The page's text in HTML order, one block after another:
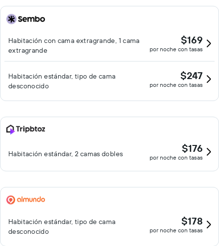
Habitación con cama extragrande, 1 cama
extragrande
$169
por noche con tasas
Habitación estándar, tipo de cama
desconocido
$247
por noche con tasas
Habitación estándar, 2 camas dobles $176
por noche con tasas
Habitación estándar, tipo de cama
desconocido
$178
por noche con tasas